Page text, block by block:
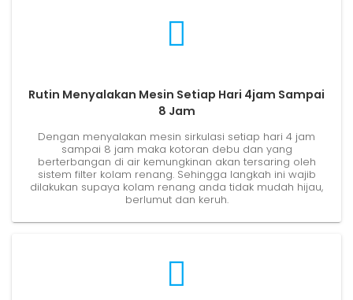
Rutin Menyalakan Mesin Setiap Hari 4jam Sampai
8 Jam
Dengan menyalakan mesin sirkulasi setiap hari 4 jam
sampai 8 jam maka kotoran debu dan yang
berterbangan di air kemungkinan akan tersaring oleh
sistem filter kolam renang. Sehingga langkah ini wajib
dilakukan supaya kolam renang anda tidak mudah hijau,
berlumut dan keruh.